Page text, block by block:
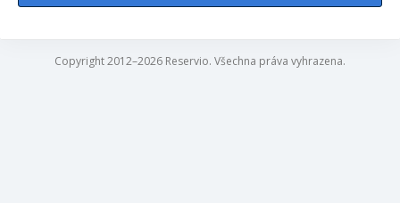
Copyright 2012–2026 Reservio. Všechna práva vyhrazena.